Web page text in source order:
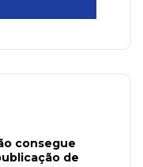
consegue
de